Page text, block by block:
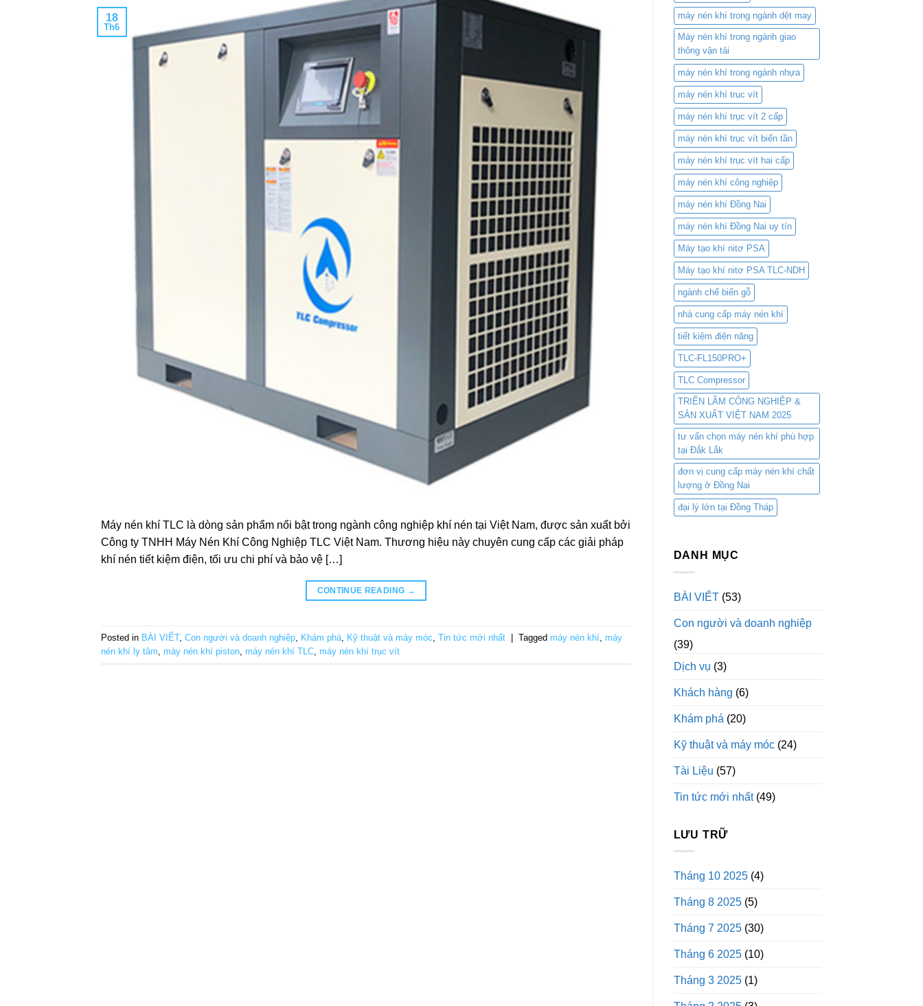
18
Th6
Máy nén khí TLC là dòng sản phẩm nổi bật trong ngành công nghiệp khí nén tại Việt Nam, được sản xuất bởi
Công ty TNHH Máy Nén Khí Công Nghiệp TLC Việt Nam. Thương hiệu này chuyên cung cấp các giải pháp
khí nén tiết kiệm điện, tối ưu chi phí và bảo vệ […]
CONTINUE READING →
Posted in BÀI VIẾT, Con người và doanh nghiệp Khám phá Kỹ thuật và máy móc Tin tức mới nhất | Tagged máy nén khí máy
nén khí ly tâm
máy nén khí piston máy nén khí TLC máy nén khí trục vít
máy nén khí trong ngành dệt may
Máy nén khí trong ngành giao
thông vận tải
máy nén khí trong ngành nhựa
máy nén khí trục vít
máy nén khí trục vít 2 cấp
máy nén khí trục vít biến tần
máy nén khí trục vít hai cấp
máy nén khí công nghiệp
máy nén khí Đồng Nai
máy nén khí Đồng Nai uy tín
Máy tạo khí nitơ PSA
Máy tạo khí nitơ PSA TLC-NDH
ngành chế biến gỗ
nhà cung cấp máy nén khí
tiết kiệm điện năng
TLC-FL150PRO+
TLC Compressor
TRIỂN LÃM CÔNG NGHIỆP &
SẢN XUẤT VIỆT NAM 2025
tư vấn chọn máy nén khí phù hợp
tại Đắk Lắk
đơn vị cung cấp máy nén khí chất
lượng ở Đồng Nai
đại lý lớn tại Đồng Tháp
DANH MỤC
BÀI VIẾT(53)
Con người và doanh nghiệp
(39)
Dịch vụ (3)
Khách hàng (6)
Khám phá (20)
Kỹ thuật và máy móc(24)
Tài Liệu (57)
Tin tức mới nhất(49)
LƯU TRỮ
Tháng 10 2025(4)
Tháng 8 2025(5)
Tháng 7 2025(30)
Tháng 6 2025(10)
Tháng 3 2025(1)